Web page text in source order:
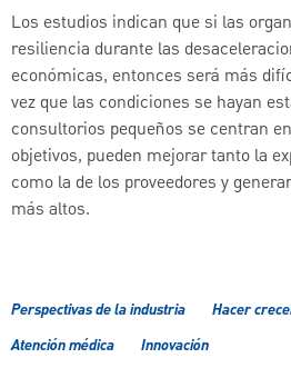
Los estudios indican que si las
resiliencia durante las
económicas, entonces será más
vez que las condiciones se hayan
consultorios pequeños se centran
objetivos, pueden mejorar tanto la
como la de los proveedores y
más altos.
Perspectivas de la industria
Hacer
Atención médica
Innovación